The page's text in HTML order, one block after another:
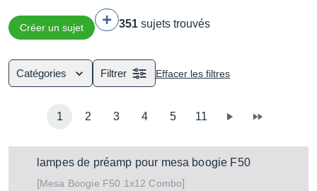
ce qu'il faut pour faire du son avec votre guitare, dans un
boîtier autrement plus portable qu'un ampli 3 corps.
Créer un sujet 351 sujets trouvés
Catégories Filtrer Effacer les filtres
1 2 3 4 5 11
lampes de préamp pour mesa boogie F50
[Mesa Boogie F50 1x12 Combo]